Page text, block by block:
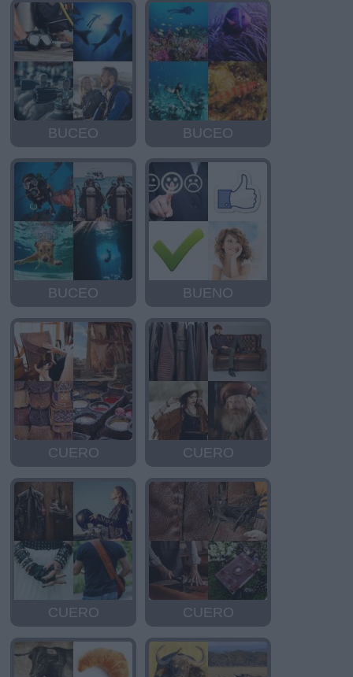
BUCEO BUCEO
BUCEO BUENO
CUERO CUERO
CUERO CUERO